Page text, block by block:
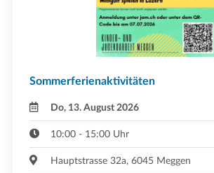
Sommerferienaktivitäten
Do, 13. August 2026
10:00 - 15:00 Uhr
Hauptstrasse 32a, 6045 Meggen